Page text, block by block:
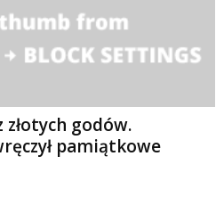
godów.
pamiątkowe